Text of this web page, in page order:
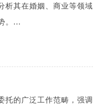
析其在婚姻、商业等领域
。...
托的广泛工作范畴，强调